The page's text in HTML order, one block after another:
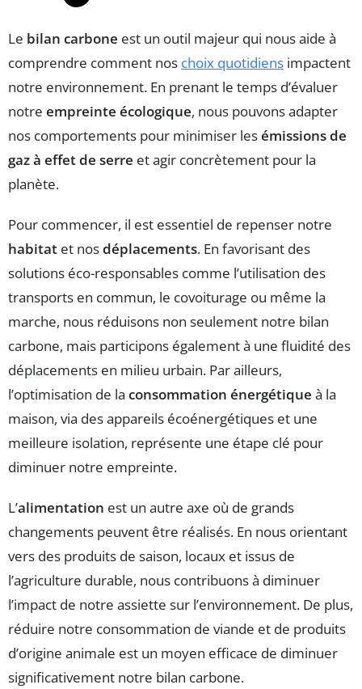
Le bilan carbone est un outil majeur qui nous aide à
comprendre comment nos choix quotidiens impactent
notre environnement. En prenant le temps d’évaluer
notre empreinte écologique, nous pouvons adapter
nos comportements pour minimiser lesémissions de
gaz à effet de serre et agir concrètement pour la
planète.
Pour commencer, il est essentiel de repenser notre
habitat et nosdéplacements. En favorisant des
solutions éco-responsables comme l’utilisation des
transports en commun, le covoiturage ou même la
marche, nous réduisons non seulement notre bilan
carbone, mais participons également à une fluidité des
déplacements en milieu urbain. Par ailleurs,
l’optimisation de la consommation énergétique à la
maison, via des appareils écoénergétiques et une
meilleure isolation, représente une étape clé pour
diminuer notre empreinte.
L’alimentation est un autre axe où de grands
changements peuvent être réalisés. En nous orientant
vers des produits de saison, locaux et issus de
l’agriculture durable, nous contribuons à diminuer
l’impact de notre assiette sur l’environnement. De plus,
réduire notre consommation de viande et de produits
d’origine animale est un moyen efficace de diminuer
significativement notre bilan carbone.